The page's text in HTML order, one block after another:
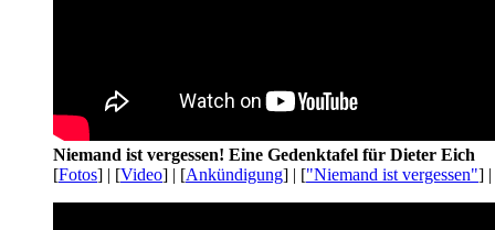
Niemand ist vergessen! Eine Gedenktafel für Dieter Eich
[Fotos] | [Video] | [Ankündigung] | ["Niemand ist vergessen"]